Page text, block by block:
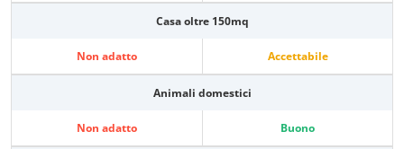
Casa oltre 150mq
Non adatto Accettabile
Animali domestici
Non adatto Buono